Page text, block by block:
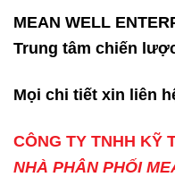
MEAN WELL
Trung tâm chiến
Mọi chi tiết xin liên
CÔNG TY TNHH KỸ
NHÀ PHÂN PHỐI